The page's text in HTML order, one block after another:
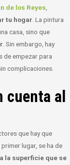
de los Reyes
tu hogar . La pintura
casa, sino que
. Sin embargo, hay
de empezar para
complicaciones.
cuenta al
que hay que
lugar, se ha de
la superficie que se